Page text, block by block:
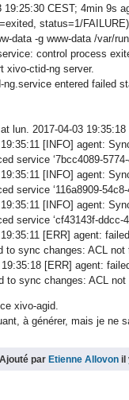
CEST; 4min 9s
status=1/FAILURE)
data -g www-data /var/
control process
xivo-ctid-ng server.
entered failed
lun. 2017-04-03
[INFO] agent:
service ‘7bcc4089-5774-
[INFO] agent:
service ‘116a8909-54c8-
[INFO] agent:
service ‘cf43143f-ddcc-
[ERR] agent:
to sync changes: ACL not
[ERR] agent:
to sync changes: ACL not
xivo-agid.
à générer, mais je
par Etienne Allovon il